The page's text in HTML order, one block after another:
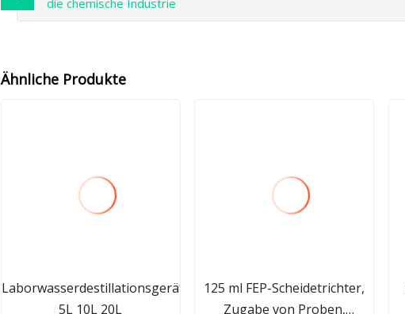
die chemische Industrie
Ähnliche Produkte
Laborwasserdestillationsgerät
5L 10L 20L
125 ml FEP-Scheidetrichter,
Zugabe von Proben,